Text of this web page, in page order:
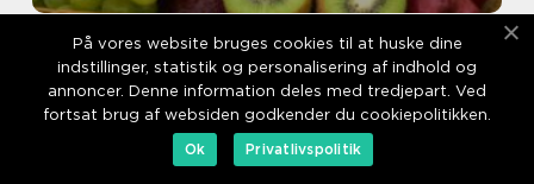
05. december 2025
Så bakar du hälsosamma och barnvänliga
På vores website bruges cookies til at huske dine
indstillinger, statistik og personalisering af indhold og
annoncer. Denne information deles med tredjepart. Ved
fortsat brug af websiden godkender du cookiepolitikken.
Ok
Privatlivspolitik